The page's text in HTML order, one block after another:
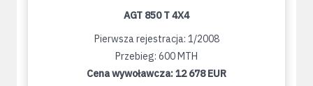
AGT 850 T 4X4
Pierwsza rejestracja: 1/2008
Przebieg: 600 MTH
Cena wywoławcza:12 678 EUR